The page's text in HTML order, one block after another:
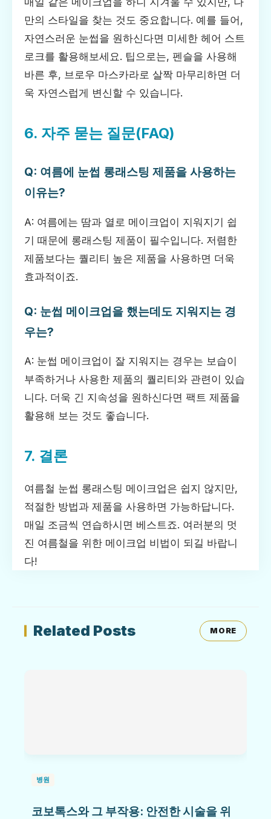
만의 스타일을 찾는 것도 중요합니다. 예를 들어,
자연스러운 눈썹을 원하신다면 미세한 헤어 스트
로크를 활용해보세요. 팁으로는, 펜슬을 사용해
바른 후, 브로우 마스카라로 살짝 마무리하면 더
욱 자연스럽게 변신할 수 있습니다.
6. 자주 묻는 질문(FAQ)
Q: 여름에 눈썹 롱래스팅 제품을 사용하는
이유는?
A: 여름에는 땀과 열로 메이크업이 지워지기 쉽
기 때문에 롱래스팅 제품이 필수입니다. 저렴한
제품보다는 퀄리티 높은 제품을 사용하면 더욱
효과적이죠.
Q: 눈썹 메이크업을 했는데도 지워지는 경
우는?
A: 눈썹 메이크업이 잘 지워지는 경우는 보습이
부족하거나 사용한 제품의 퀄리티와 관련이 있습
니다. 더욱 긴 지속성을 원하신다면 팩트 제품을
활용해 보는 것도 좋습니다.
7. 결론
여름철 눈썹 롱래스팅 메이크업은 쉽지 않지만,
적절한 방법과 제품을 사용하면 가능하답니다.
매일 조금씩 연습하시면 베스트죠. 여러분의 멋
진 여름철을 위한 메이크업 비법이 되길 바랍니
다!
Related Posts MORE
병원
코보톡스와 그 부작용: 안전한 시술을 위